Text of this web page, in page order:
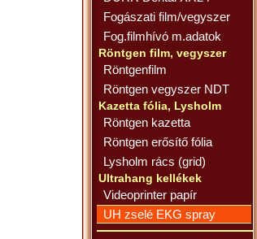
Fogászati film/vegyszer
Fog.filmhívó m.adatok
Röntgen film, vegyszer
Röntgenfilm
Röntgen vegyszer NDT
Kazetta fólia, Lysholm
Röntgen kazetta
Röntgen erősítő fólia
Lysholm rács (grid)
Ultrahang kellékek
Videoprinter papír
UH zselé EKG spray